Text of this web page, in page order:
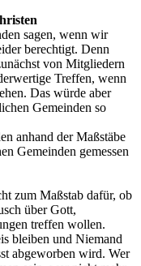
sagen, wenn wir
berechtigt. Denn
von Mitgliedern
Treffen, wenn
Das würde aber
Gemeinden so
anhand der Maßstäbe
Gemeinden gemessen
zum Maßstab dafür, ob
über Gott,
treffen wollen.
bleiben und Niemand
abgeworben wird. Wer